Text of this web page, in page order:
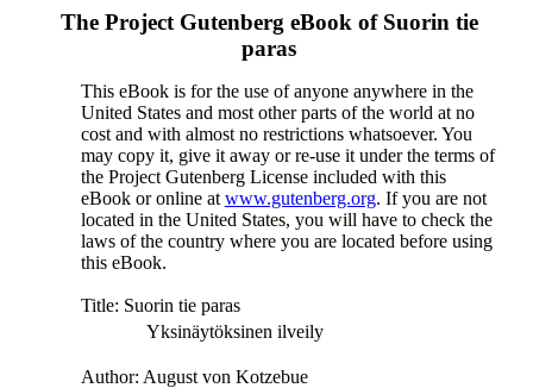
The Project Gutenberg eBook of Suorin tie
paras
This eBook is for the use of anyone anywhere in the
United States and most other parts of the world at no
cost and with almost no restrictions whatsoever. You
may copy it, give it away or re-use it under the terms of
the Project Gutenberg License included with this
eBook or online at www.gutenberg.org. If you are not
located in the United States, you will have to check the
laws of the country where you are located before using
this eBook.
Title: Suorin tie paras
Yksinäytöksinen ilveily
Author: August von Kotzebue